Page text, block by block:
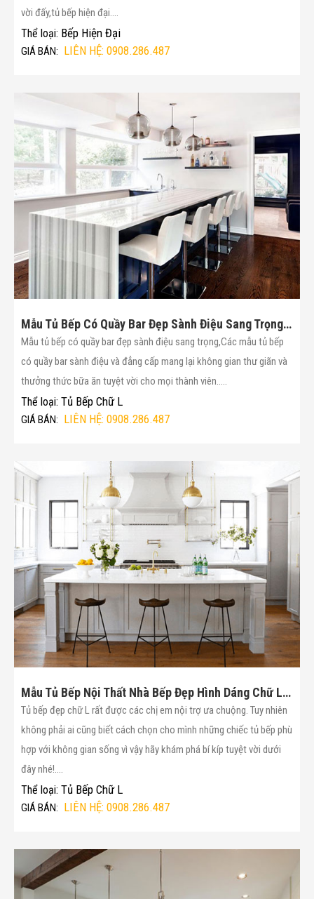
vời đấy,tủ bếp hiện đại....
Thể loại: Bếp Hiện Đại
GIÁ BÁN: LIÊN HỆ: 0908.286.487
Mẫu Tủ Bếp Có Quầy Bar Đẹp Sành Điệu Sang Trọng(Mã :18)
Mẫu tủ bếp có quầy bar đẹp sành điệu sang trọng,Các mẫu tủ bếp
có quầy bar sành điệu và đẳng cấp mang lại không gian thư giãn và
thưởng thức bữa ăn tuyệt vời cho mọi thành viên.....
Thể loại:Tủ Bếp Chữ L
GIÁ BÁN: LIÊN HỆ: 0908.286.487
Mẫu Tủ Bếp Nội Thất Nhà Bếp Đẹp Hình Dáng Chữ L(Mã :19)
Tủ bếp đẹp chữ L rất được các chị em nội trợ ưa chuộng. Tuy nhiên
không phải ai cũng biết cách chọn cho mình những chiếc tủ bếp phù
hợp với không gian sống vì vậy hãy khám phá bí kíp tuyệt vời dưới
đây nhé!....
Thể loại:Tủ Bếp Chữ L
GIÁ BÁN: LIÊN HỆ: 0908.286.487